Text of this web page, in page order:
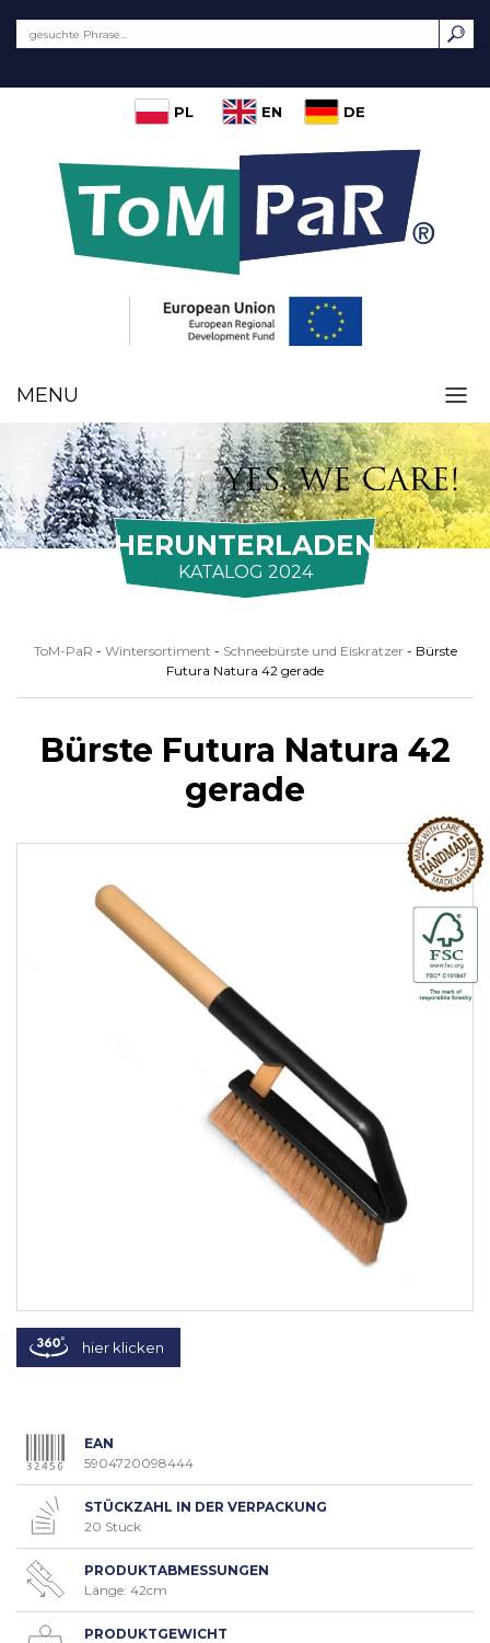
PL EN DE
MENU
HERUNTERLADEN
KATALOG 2024
ToM-PaR - Wintersortiment - Schneebürste und Eiskratzer - Bürste
Futura Natura 42 gerade
Bürste Futura Natura 42
gerade
EAN
5904720098444
STÜCKZAHL IN DER VERPACKUNG
20 Stück
PRODUKTABMESSUNGEN
Länge: 42cm
PRODUKTGEWICHT
hier klicken